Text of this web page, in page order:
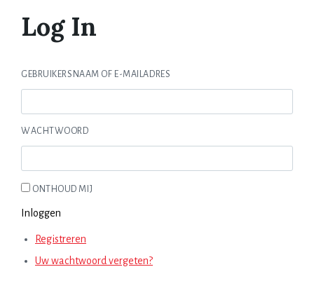
Log In
GEBRUIKERSNAAM OF E-MAILADRES
WACHTWOORD
ONTHOUD MIJ
Inloggen
Registreren
Uw wachtwoord vergeten?